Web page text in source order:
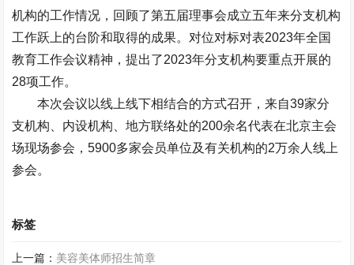
机构的工作情况，回顾了第五届理事会成立五年来分支机构
工作跃上的台阶和取得的成果。对位对标对表2023年全国
教育工作会议精神，提出了2023年分支机构要重点开展的
28项工作。
本次会议以线上线下相结合的方式召开，来自39家分
支机构、内设机构、地方联络处的200余名代表在北京主会
场现场参会，5900多家会员单位及有关机构的2万余人线上
参会。
标签
上一篇： 美容美体师招生简章